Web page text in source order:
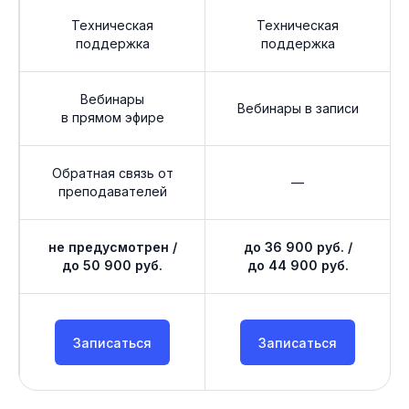
Техническая
поддержка
Техническая
поддержка
Вебинары
в прямом эфире
Вебинары в записи
Обратная связь от
преподавателей
—
не предусмотрен /
до 50 900 руб.
до 36 900 руб. /
до 44 900 руб.
Записаться Записаться